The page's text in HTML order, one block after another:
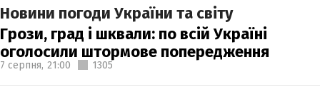
Новини погоди України та світу
Грози, град і шквали: по всій Україні
оголосили штормове попередження
7 серпня, 21:00 1305